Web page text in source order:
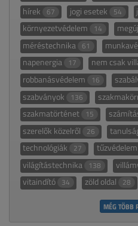
hírek 67 jogi esetek 54
környezetvédelem 14
méréstechnika 61
napenergia 17 nem csak
robbanásvédelem 16
szabványok 136
szakmatörténet 15
szerelők közelről 26
technológiák 27 tűzvédelem
világítástechnika 138
vitaindító 34 zöld oldal 28
MÉG TÖBB